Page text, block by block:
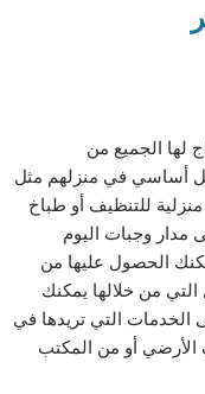
لها الجميع من
أساسي في منزلهم مثل
للتنظيف أو طباخ
وجبات اليوم
الحصول عليها من
التي من خلالها يمكنك
التي تريدها في
أو من المكتب